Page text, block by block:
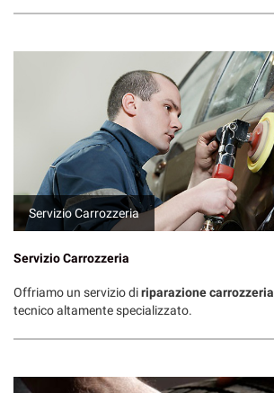
Servizio Carrozzeria
Servizio Carrozzeria
Offriamo un servizio diriparazione carrozzeria
tecnico altamente specializzato.